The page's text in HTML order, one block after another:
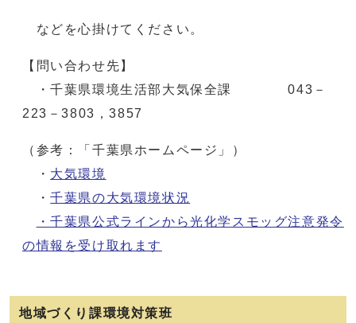
などを心掛けてください。
【問い合わせ先】
・千葉県環境生活部大気保全課 043－
223－3803，3857
（参考：「千葉県ホームページ」）
・ 大気環境
・千葉県の大気環境状況
・千葉県公式ラインから光化学スモッグ注意発令
の情報を受け取れます
地域づくり課環境対策班